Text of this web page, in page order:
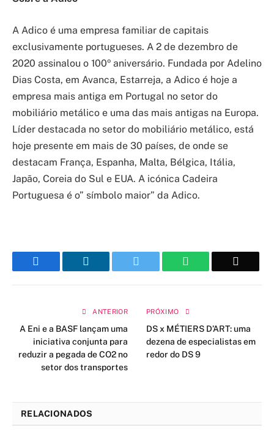
A Adico é uma empresa familiar de capitais
exclusivamente portugueses. A 2 de dezembro de
2020 assinalou o 100º aniversário. Fundada por Adelino
Dias Costa, em Avanca, Estarreja, a Adico é hoje a
empresa mais antiga em Portugal no setor do
mobiliário metálico e uma das mais antigas na Europa.
Líder destacada no setor do mobiliário metálico, está
hoje presente em mais de 30 países, de onde se
destacam França, Espanha, Malta, Bélgica, Itália,
Japão, Coreia do Sul e EUA. A icónica Cadeira
Portuguesa é o” símbolo maior” da Adico.
WhatsApp
ANTERIOR
A Eni e a BASF lançam uma
iniciativa conjunta para
reduzir a pegada de CO2 no
setor dos transportes
PRÓXIMO
DS x MÉTIERS D’ART: uma
dezena de especialistas em
redor do DS 9
RELACIONADOS